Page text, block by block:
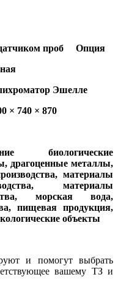
проб Опция
Эшелле
740 × 870
биологические
драгоценные металлы,
материалы
материалы
морская вода,
пищевая продукция,
объекты
и помогут выбрать
вашему ТЗ и